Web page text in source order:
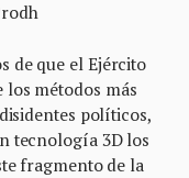
de que el Ejército
los métodos más
políticos,
tecnología 3D los
fragmento de la